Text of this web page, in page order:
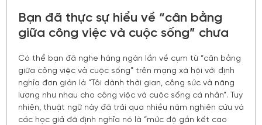
Bạn đã thực sự hiểu về “cân bằng
giữa công việc và cuộc sống” chưa
Có thể bạn đã nghe hàng ngàn lần về cụm từ “cân bằng
giữa công việc và cuộc sống” trên mạng xã hội với định
nghĩa đơn giản là “Tôi dành thời gian, công sức và năng
lượng như nhau cho công việc và cuộc sống cá nhân”. Tuy
nhiên, thuật ngữ này đã trải qua nhiều năm nghiên cứu và
các học giả đã định nghĩa nó là “mức độ gắn kết cao